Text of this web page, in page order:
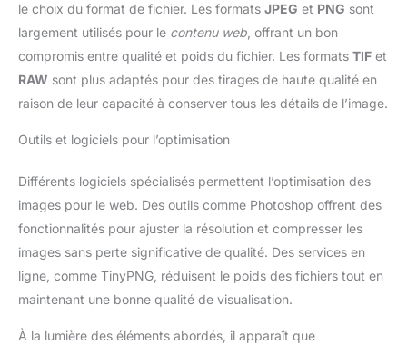
le choix du format de fichier. Les formats JPEG et PNG sont
largement utilisés pour le contenu web , offrant un bon
compromis entre qualité et poids du fichier. Les formats TIF et
RAW sont plus adaptés pour des tirages de haute qualité en
raison de leur capacité à conserver tous les détails de l’image.
Outils et logiciels pour l’optimisation
Différents logiciels spécialisés permettent l’optimisation des
images pour le web. Des outils comme Photoshop offrent des
fonctionnalités pour ajuster la résolution et compresser les
images sans perte significative de qualité. Des services en
ligne, comme TinyPNG, réduisent le poids des fichiers tout en
maintenant une bonne qualité de visualisation.
À la lumière des éléments abordés, il apparaît que